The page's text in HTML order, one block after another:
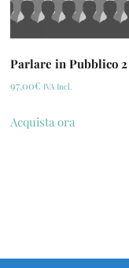
Parlare in Pubblico 2
97,00€ IVA Incl.
Acquista ora